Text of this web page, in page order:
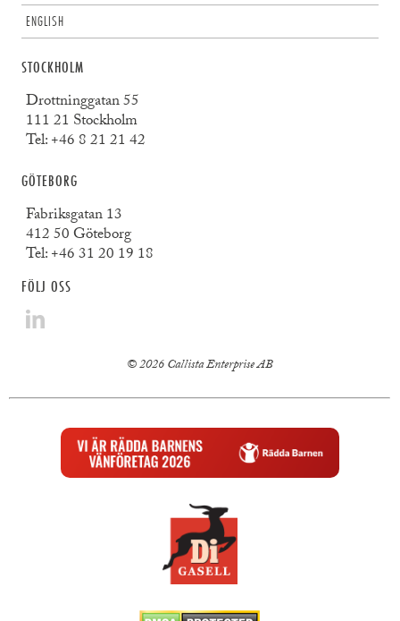
ENGLISH
STOCKHOLM
Drottninggatan 55
111 21 Stockholm
Tel:+46 8 21 21 42
GÖTEBORG
Fabriksgatan 13
412 50 Göteborg
Tel:+46 31 20 19 18
FÖLJ OSS
© 2026 Callista Enterprise AB